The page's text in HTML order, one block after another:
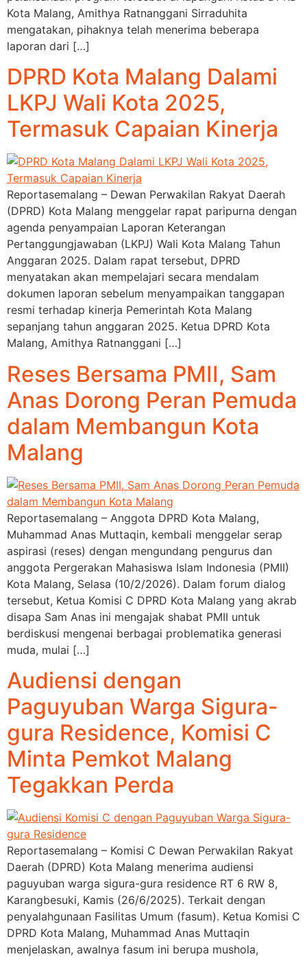
Kota Malang, Amithya Ratnanggani Sirraduhita
mengatakan, pihaknya telah menerima beberapa
laporan dari […]
DPRD Kota Malang Dalami
LKPJ Wali Kota 2025,
Termasuk Capaian Kinerja
Reportasemalang – Dewan Perwakilan Rakyat Daerah
(DPRD) Kota Malang menggelar rapat paripurna dengan
agenda penyampaian Laporan Keterangan
Pertanggungjawaban (LKPJ) Wali Kota Malang Tahun
Anggaran 2025. Dalam rapat tersebut, DPRD
menyatakan akan mempelajari secara mendalam
dokumen laporan sebelum menyampaikan tanggapan
resmi terhadap kinerja Pemerintah Kota Malang
sepanjang tahun anggaran 2025. Ketua DPRD Kota
Malang, Amithya Ratnanggani […]
Reses Bersama PMII, Sam
Anas Dorong Peran Pemuda
dalam Membangun Kota
Malang
Reportasemalang – Anggota DPRD Kota Malang,
Muhammad Anas Muttaqin, kembali menggelar serap
aspirasi (reses) dengan mengundang pengurus dan
anggota Pergerakan Mahasiswa Islam Indonesia (PMII)
Kota Malang, Selasa (10/2/2026). Dalam forum dialog
tersebut, Ketua Komisi C DPRD Kota Malang yang akrab
disapa Sam Anas ini mengajak shabat PMII untuk
berdiskusi mengenai berbagai problematika generasi
muda, mulai […]
Audiensi dengan
Paguyuban Warga Sigura-
gura Residence, Komisi C
Minta Pemkot Malang
Tegakkan Perda
Reportasemalang – Komisi C Dewan Perwakilan Rakyat
Daerah (DPRD) Kota Malang menerima audiensi
paguyuban warga sigura-gura residence RT 6 RW 8,
Karangbesuki, Kamis (26/6/2025). Terkait dengan
penyalahgunaan Fasilitas Umum (fasum). Ketua Komisi C
DPRD Kota Malang, Muhammad Anas Muttaqin
menjelaskan, awalnya fasum ini berupa mushola,